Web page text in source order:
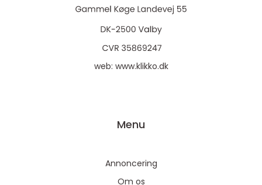
web: www.klikko.dk
Menu
Annoncering
Om os